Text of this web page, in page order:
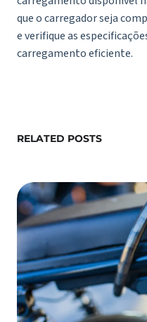
que o carregador seja
e verifique as
carregamento eficiente.
RELATED POSTS